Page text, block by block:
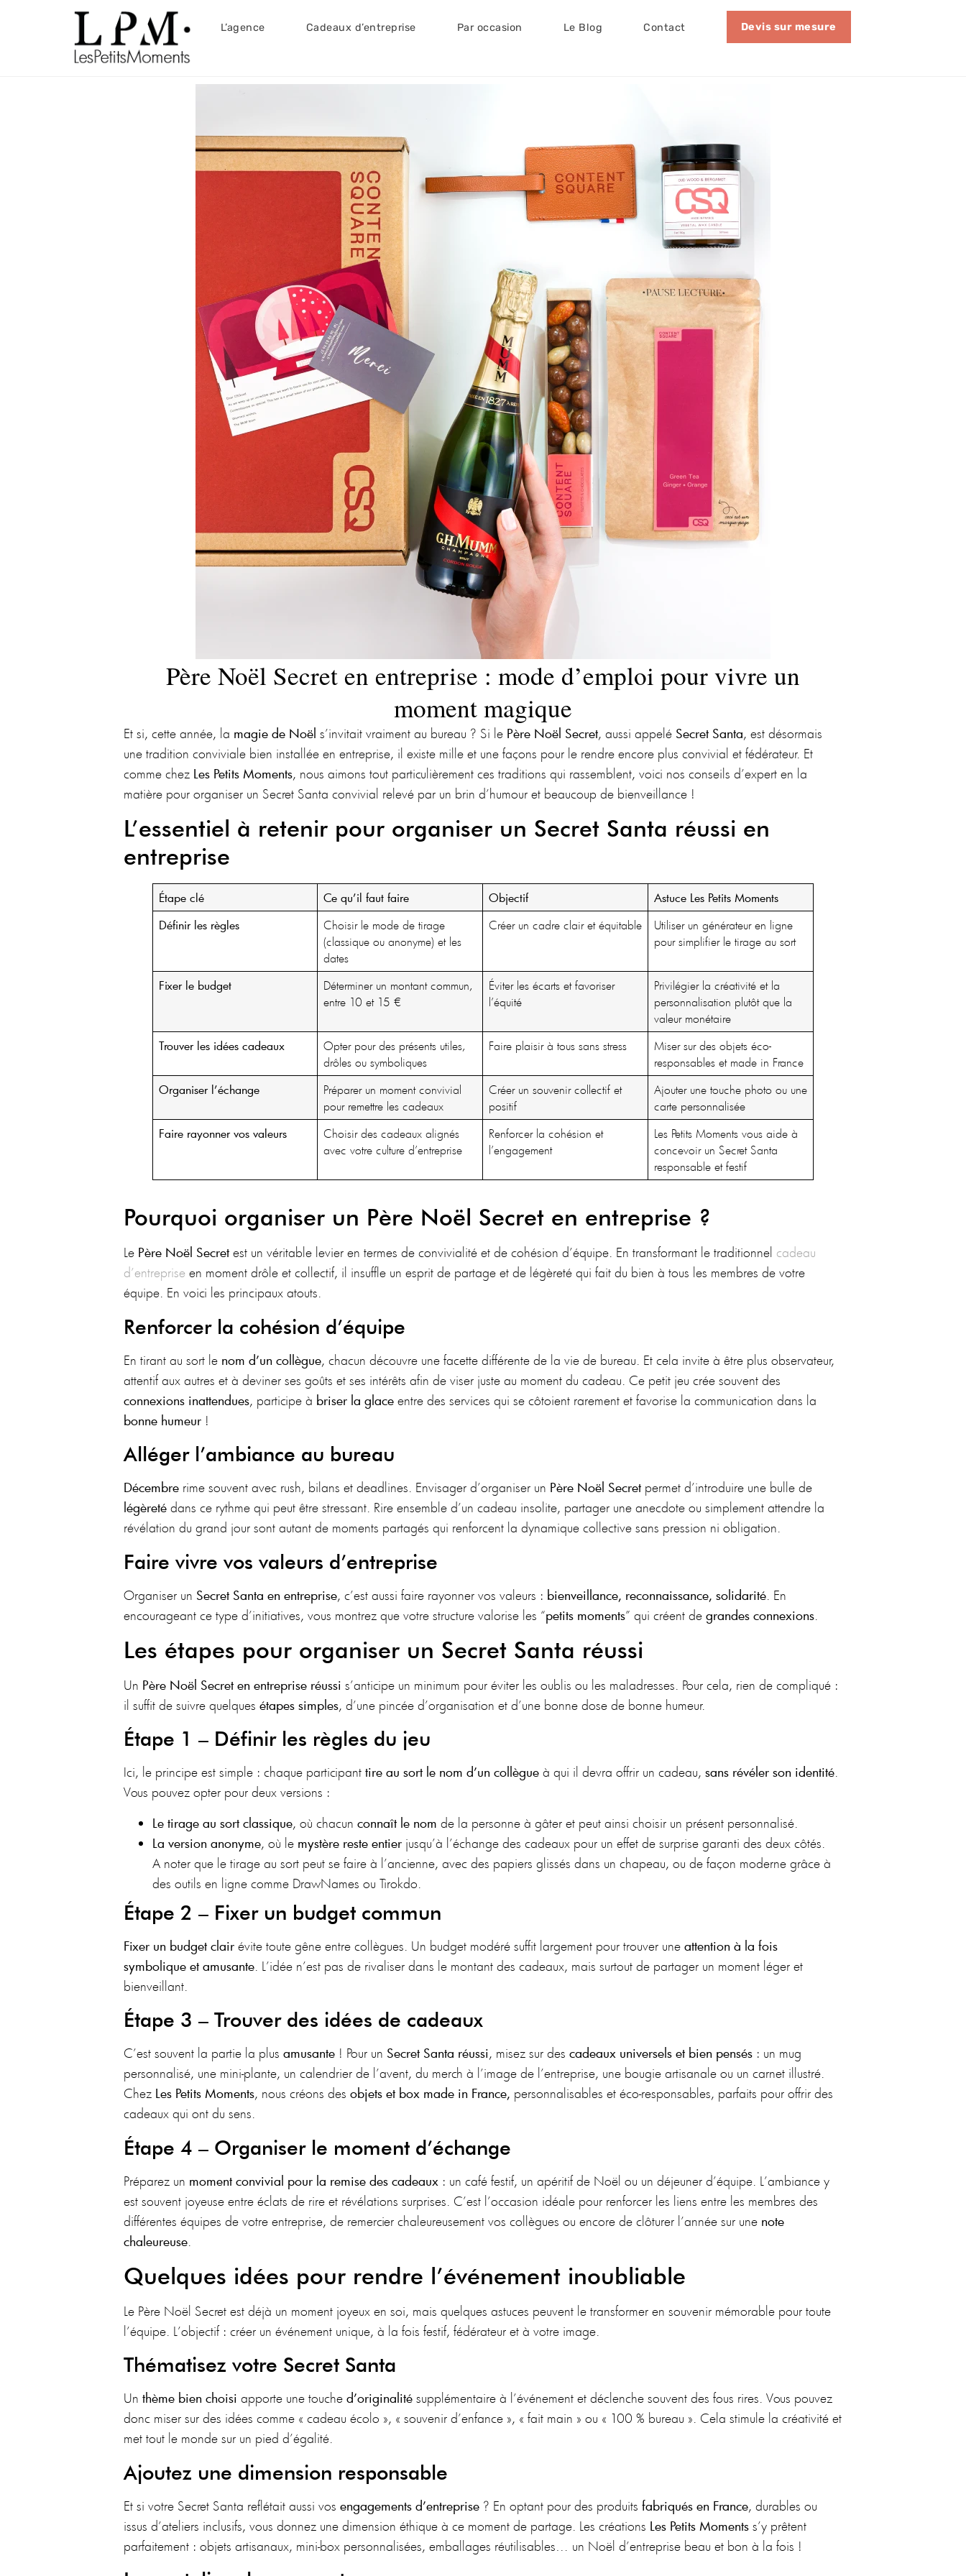
L’agence Cadeaux d’entreprise Par occasion Le Blog Contact Devis sur mesure
Père Noël Secret en entreprise : mode d’emploi pour vivre un
moment magique
Et si, cette année, la magie de Noël s’invitait vraiment au bureau ? Si le Père Noël Secret, aussi appelé Secret Santa, est désormais
une tradition conviviale bien installée en entreprise, il existe mille et une façons pour le rendre encore plus convivial et fédérateur. Et
comme chez Les Petits Moments, nous aimons tout particulièrement ces traditions qui rassemblent, voici nos conseils d’expert en la
matière pour organiser un Secret Santa convivial relevé par un brin d’humour et beaucoup de bienveillance !
L’essentiel à retenir pour organiser un Secret Santa réussi en
entreprise
Étape clé Ce qu’il faut faire Objectif
Astuce Les Petits Moments
Définir les règles
Choisir le mode de tirage
(classique ou anonyme) et les
dates
Créer un cadre clair et équitable
Utiliser un générateur en ligne
pour simplifier le tirage au sort
Fixer le budget
Déterminer un montant commun,
entre 10 et 15 €
Éviter les écarts et favoriser
l’équité
Privilégier la créativité et la
personnalisation plutôt que la
valeur monétaire
Trouver les idées cadeaux
Opter pour des présents utiles,
drôles ou symboliques
Faire plaisir à tous sans stress
Miser sur des objets éco-
responsables et made in France
Organiser l’échange
Préparer un moment convivial
pour remettre les cadeaux
Créer un souvenir collectif et
positif
Ajouter une touche photo ou une
carte personnalisée
Faire rayonner vos valeurs
Choisir des cadeaux alignés
avec votre culture d’entreprise
Renforcer la cohésion et
l’engagement
Les Petits Moments vous aide à
concevoir un Secret Santa
responsable et festif
Pourquoi organiser un Père Noël Secret en entreprise ?
Le Père Noël Secret est un véritable levier en termes de convivialité et de cohésion d’équipe. En transformant le traditionnel cadeau
d’entreprise en moment drôle et collectif, il insuffle un esprit de partage et de légèreté qui fait du bien à tous les membres de votre
équipe. En voici les principaux atouts.
Renforcer la cohésion d’équipe
En tirant au sort le nom d’un collègue, chacun découvre une facette différente de la vie de bureau. Et cela invite à être plus observateur,
attentif aux autres et à deviner ses goûts et ses intérêts afin de viser juste au moment du cadeau. Ce petit jeu crée souvent des
connexions inattendues, participe à briser la glace entre des services qui se côtoient rarement et favorise la communication dans la
bonne humeur !
Alléger l’ambiance au bureau
Décembre rime souvent avec rush, bilans et deadlines. Envisager d’organiser un Père Noël Secret permet d’introduire une bulle de
légèreté dans ce rythme qui peut être stressant. Rire ensemble d’un cadeau insolite, partager une anecdote ou simplement attendre la
révélation du grand jour sont autant de moments partagés qui renforcent la dynamique collective sans pression ni obligation.
Faire vivre vos valeurs d’entreprise
Organiser un Secret Santa en entreprise, c’est aussi faire rayonner vos valeurs : bienveillance, reconnaissance, solidarité . En
encourageant ce type d’initiatives, vous montrez que votre structure valorise les “petits moments” qui créent de grandes connexions
Les étapes pour organiser un Secret Santa réussi
Un Père Noël Secret en entreprise réussi s’anticipe un minimum pour éviter les oublis ou les maladresses. Pour cela, rien de compliqué :
il suffit de suivre quelques étapes simples, d’une pincée d’organisation et d’une bonne dose de bonne humeur.
Étape 1 – Définir les règles du jeu
Ici, le principe est simple : chaque participant tire au sort le nom d’un collègue à qui il devra offrir un cadeau, sans révéler son identité.
Vous pouvez opter pour deux versions :
Le tirage au sort classique, où chacun connaît le nom de la personne à gâter et peut ainsi choisir un présent personnalisé.
La version anonyme, où le mystère reste entier jusqu’à l’échange des cadeaux pour un effet de surprise garanti des deux côtés.
A noter que le tirage au sort peut se faire à l’ancienne, avec des papiers glissés dans un chapeau, ou de façon moderne grâce à
des outils en ligne comme DrawNames ou Tirokdo.
Étape 2 – Fixer un budget commun
Fixer un budget clair évite toute gêne entre collègues. Un budget modéré suffit largement pour trouver une attention à la fois
symbolique et amusante. L’idée n’est pas de rivaliser dans le montant des cadeaux, mais surtout de partager un moment léger et
bienveillant.
Étape 3 – Trouver des idées de cadeaux
C’est souvent la partie la plus amusante ! Pour un Secret Santa réussi, misez sur des cadeaux universels et bien pensés : un mug
personnalisé, une mini-plante, un calendrier de l’avent, du merch à l’image de l’entreprise, une bougie artisanale ou un carnet illustré.
Chez Les Petits Moments, nous créons des objets et box made in France, personnalisables et éco-responsables, parfaits pour offrir des
cadeaux qui ont du sens.
Étape 4 – Organiser le moment d’échange
Préparez un moment convivial pour la remise des cadeaux : un café festif, un apéritif de Noël ou un déjeuner d’équipe. L’ambiance y
est souvent joyeuse entre éclats de rire et révélations surprises. C’est l’occasion idéale pour renforcer les liens entre les membres des
différentes équipes de votre entreprise, de remercier chaleureusement vos collègues ou encore de clôturer l’année sur une note
chaleureuse
Quelques idées pour rendre l’événement inoubliable
Le Père Noël Secret est déjà un moment joyeux en soi, mais quelques astuces peuvent le transformer en souvenir mémorable pour toute
l’équipe. L’objectif : créer un événement unique, à la fois festif, fédérateur et à votre image.
Thématisez votre Secret Santa
Un thème bien choisi apporte une touche d’originalité supplémentaire à l’événement et déclenche souvent des fous rires. Vous pouvez
donc miser sur des idées comme « cadeau écolo », « souvenir d’enfance », « fait main » ou « 100 % bureau ». Cela stimule la créativité et
met tout le monde sur un pied d’égalité.
Ajoutez une dimension responsable
Et si votre Secret Santa reflétait aussi vos engagements d’entreprise ? En optant pour des produits fabriqués en France, durables ou
issus d’ateliers inclusifs, vous donnez une dimension éthique à ce moment de partage. Les créations Les Petits Moments s’y prêtent
parfaitement : objets artisanaux, mini-box personnalisées, emballages réutilisables… un Noël d’entreprise beau et bon à la fois !